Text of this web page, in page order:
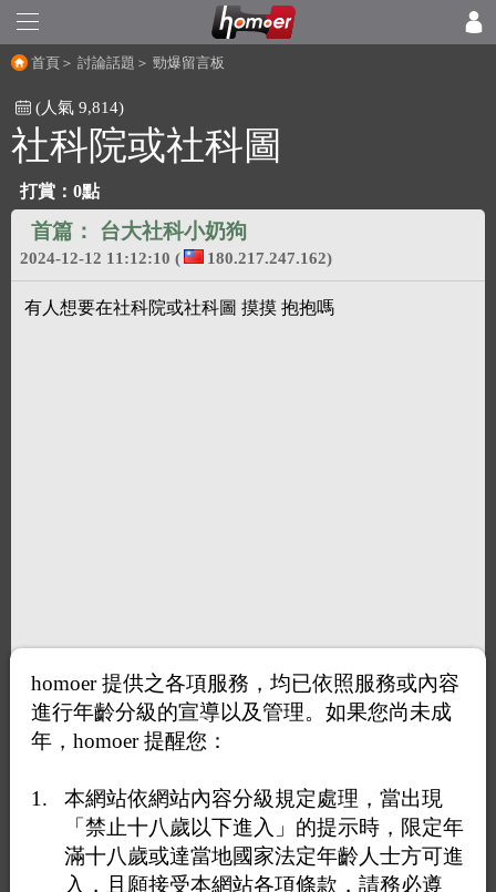
首頁 ＞ 討論話題 ＞ 勁爆留言板
(人氣 9,814)
社科院或社科圖
打賞： 0點
首篇： 台大社科小奶狗
2024-12-12 11:12:10 ( 180.217.247.162)
有人想要在社科院或社科圖 摸摸 抱抱嗎
homoer 提供之各項服務，均已依照服務或內容
進行年齡分級的宣導以及管理。如果您尚未成
年，homoer 提醒您：
本網站依網站內容分級規定處理，當出現
「禁止十八歲以下進入」的提示時，限定年
滿十八歲或達當地國家法定年齡人士方可進
入，且願接受本網站各項條款，請務必遵